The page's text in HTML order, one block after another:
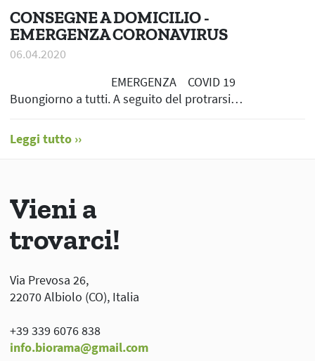
CONSEGNE A DOMICILIO -
EMERGENZA CORONAVIRUS
06.04.2020
EMERGENZA COVID 19
Buongiorno a tutti. A seguito del protrarsi…
Leggi tutto
Vieni a
trovarci!
Via Prevosa 26,
22070 Albiolo (CO), Italia
+39 339 6076 838
info.biorama@gmail.com